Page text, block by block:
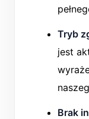
Tryb
jest
Brak